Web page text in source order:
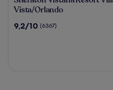
Vistana
Villas,
Vista/Orlando
9.2
9,2/10 (6367)